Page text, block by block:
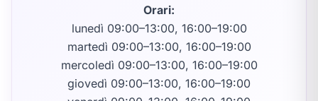
Orari:
lunedì 09:00–13:00, 16:00–19:00
martedì 09:00–13:00, 16:00–19:00
mercoledì 09:00–13:00, 16:00–19:00
giovedì 09:00–13:00, 16:00–19:00